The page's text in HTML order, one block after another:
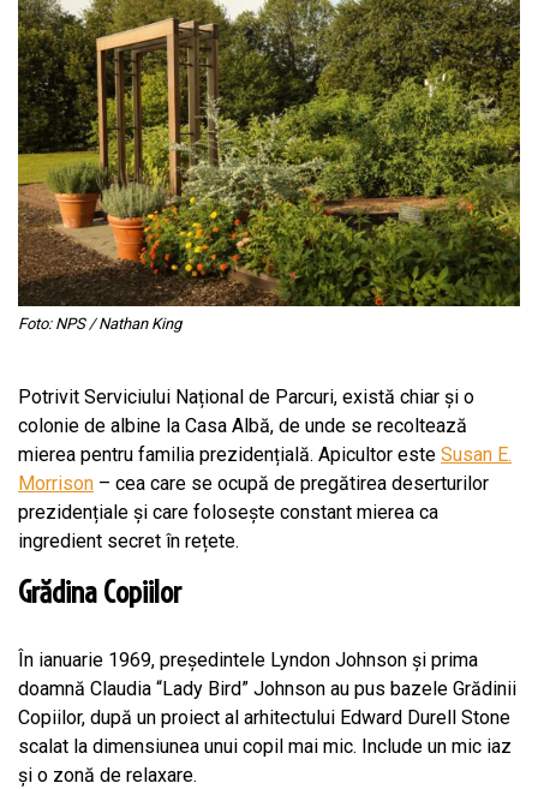
Foto: NPS / Nathan King
Potrivit Serviciului Național de Parcuri, există chiar și o
colonie de albine la Casa Albă, de unde se recoltează
mierea pentru familia prezidențială. Apicultor este Susan E.
Morrison – cea care se ocupă de pregătirea deserturilor
prezidențiale și care folosește constant mierea ca
ingredient secret în rețete.
Grădina Copiilor
În ianuarie 1969, președintele Lyndon Johnson și prima
doamnă Claudia “Lady Bird” Johnson au pus bazele Grădinii
Copiilor, după un proiect al arhitectului Edward Durell Stone
scalat la dimensiunea unui copil mai mic. Include un mic iaz
și o zonă de relaxare.